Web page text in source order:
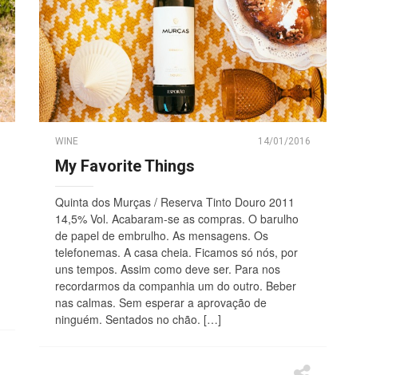
WINE 14/01/2016
My Favorite Things
Quinta dos Murças / Reserva Tinto Douro 2011
14,5% Vol. Acabaram-se as compras. O barulho
de papel de embrulho. As mensagens. Os
telefonemas. A casa cheia. Ficamos só nós, por
uns tempos. Assim como deve ser. Para nos
recordarmos da companhia um do outro. Beber
nas calmas. Sem esperar a aprovação de
ninguém. Sentados no chão. […]